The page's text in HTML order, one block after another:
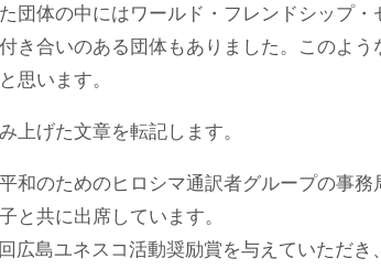
団体の中にはワールド・フレンドシップ・
き合いのある団体もありました。このよ
思います。
上げた文章を転記します。
和のためのヒロシマ通訳者グループの事
と共に出席しています。
広島ユネスコ活動奨励賞を与えていただき